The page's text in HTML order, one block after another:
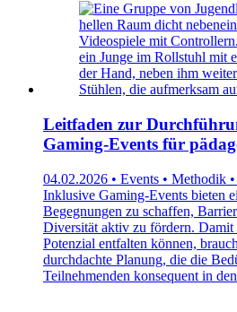
Leitfaden zur
Gaming-Events für
04.02.2026 • Events • Methodik
Inklusive Gaming-Events bieten
Begegnungen zu schaffen,
Diversität aktiv zu fördern. Damit
Potenzial entfalten können,
durchdachte Planung, die die
Teilnehmenden konsequent in